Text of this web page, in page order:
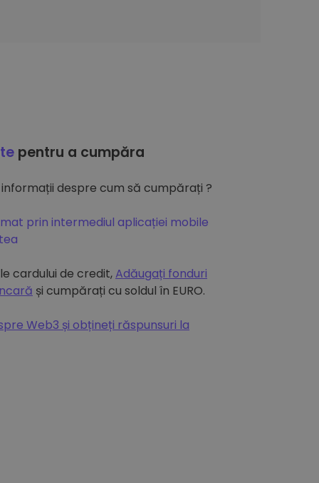
pentru a cumpăra
despre cum să cumpărați ?
prin intermediul aplicației mobile
cardului de credit,Adăugați fonduri
și cumpărați cu soldul în EURO.
Web3 și obțineți răspunsuri la